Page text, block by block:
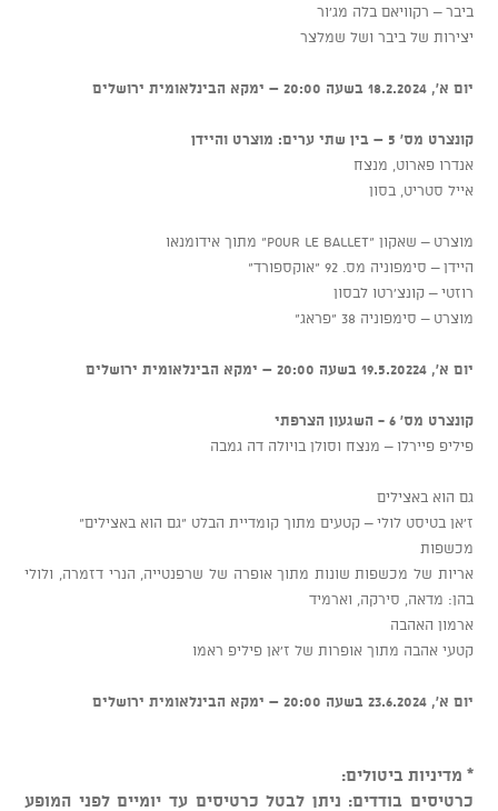
ביבר – רקוויאם בלה מג'ור
יצירות של ביבר ושל שמלצר
יום א', 18.2.2024 בשעה 20:00 – ימקא הבינלאומית ירושלים
קונצרט מס' 5 – בין שתי ערים: מוצרט והיידן
אנדרו פארוט, מנצח
אייל סטריט, בסון
מוצרט – שאקון "pour le ballet" מתוך אידומנאו
היידן – סימפוניה מס. 92 "אוקספורד"
רוזטי – קונצ'רטו לבסון
מוצרט – סימפוניה 38 "פראג"
יום א', 19.5.20224 בשעה 20:00 – ימקא הבינלאומית ירושלים
קונצרט מס' 6 - השגעון הצרפתי
פיליפ פיירלו – מנצח וסולן בויולה דה גמבה
גם הוא באצילים
ז'אן בטיסט לולי – קטעים מתוך קומדיית הבלט "גם הוא באצילים"
מכשפות
אריות של מכשפות שונות מתוך אופרה של שרפנטייה, הנרי דזמרה, ולולי
בהן: מדאה, סירקה, וארמיד
ארמון האהבה
קטעי אהבה מתוך אופרות של ז'אן פיליפ ראמו
יום א', 23.6.2024 בשעה 20:00 – ימקא הבינלאומית ירושלים
* מדיניות ביטולים:
כרטיסים בודדים: ניתן לבטל כרטיסים עד יומיים לפני המופע